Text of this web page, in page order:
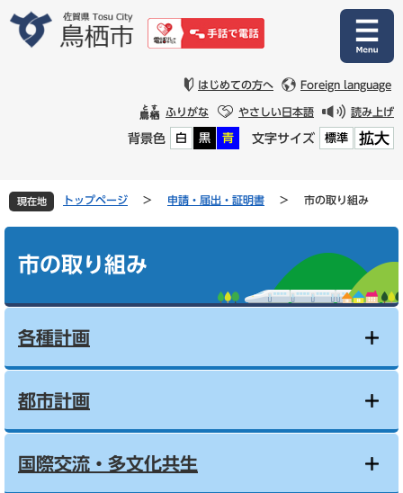
文
はじめての方へ Foreign language
ふりがな やさしい日本語 読み上げ
背景色 白 黒 青 文字サイズ 標準 拡大
現在地 トップページ > 申請・届出・証明書 > 市の取り組み
市の取り組み
各種計画
都市計画
国際交流・多文化共生